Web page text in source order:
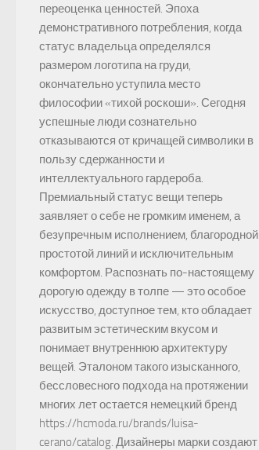
переоценка ценностей. Эпоха
демонстративного потребления, когда
статус владельца определялся
размером логотипа на груди,
окончательно уступила место
философии «тихой роскоши». Сегодня
успешные люди сознательно
отказываются от кричащей символики в
пользу сдержанности и
интеллектуального гардероба.
Премиальный статус вещи теперь
заявляет о себе не громким именем, а
безупречным исполнением, благородной
простотой линий и исключительным
комфортом. Распознать по-настоящему
дорогую одежду в толпе — это особое
искусство, доступное тем, кто обладает
развитым эстетическим вкусом и
понимает внутреннюю архитектуру
вещей. Эталоном такого изысканного,
бессловесного подхода на протяжении
многих лет остается немецкий бренд
https://hcmoda.ru/brands/luisa-
cerano/catalog. Дизайнеры марки создают